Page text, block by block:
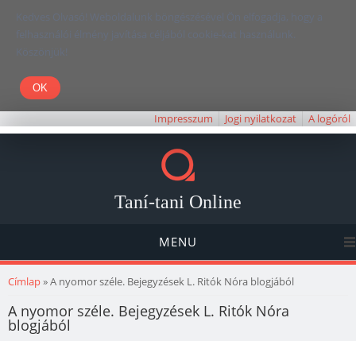
Kedves Olvasó! Weboldalunk böngészésével Ön elfogadja, hogy a
felhasználói élmény javítása céljából cookie-kat használunk.
Köszönjük!
Impresszum Jogi nyilatkozat A logóról
Taní-tani Online
MENU
Jelenlegi hely
Címlap» A nyomor széle. Bejegyzések L. Ritók Nóra blogjából
A nyomor széle. Bejegyzések L. Ritók Nóra
blogjából